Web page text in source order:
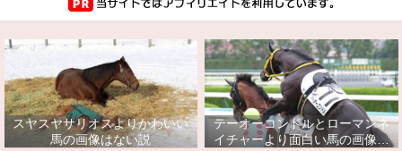
スヤスヤサリオスよりかわいい
馬の画像はない説
テーオーコンドルとローマンネ
イチャーより面白い馬の画像っ